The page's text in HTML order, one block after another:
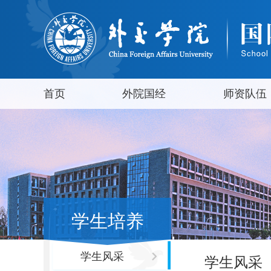
首页 外院国经 师资队伍
学生培养
学生风采 学生风采